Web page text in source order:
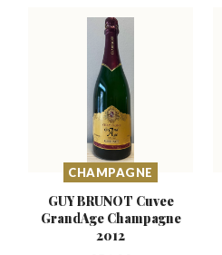
CHAMPAGNE
GUY BRUNOT Cuvee
GrandAge Champagne
2012